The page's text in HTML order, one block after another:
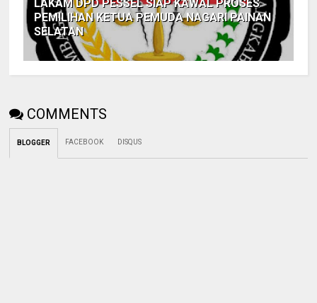
LAKAM DPD PESSEL SIAP KAWAL PROSES
PEMILIHAN KETUA PEMUDA NAGARI PAINAN
SELATAN
COMMENTS
BLOGGER FACEBOOK DISQUS